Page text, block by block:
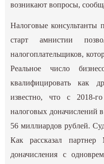
возникают вопросы,
Налоговые консультанты
старт амнистии
налогоплательщиков,
Реальное число
квалифицировать как
известно, что с 2018-
налоговых доначислений
56 миллиардов рублей.
Как рассказал
доначисления с